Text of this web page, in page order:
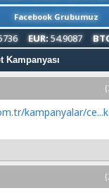
Facebook Grubumuz
EUR:54.9087
Kampanyası
kampanyalar/